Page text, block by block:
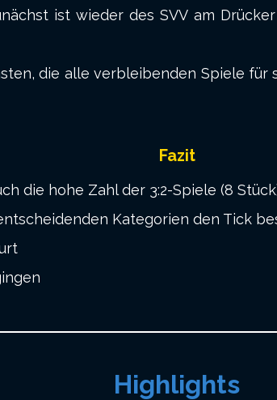
ist wieder des SVV am
die alle verbleibenden Spiele
Fazit
die hohe Zahl der 3:2-Spiele (8
Kategorien den Tick
Highlights